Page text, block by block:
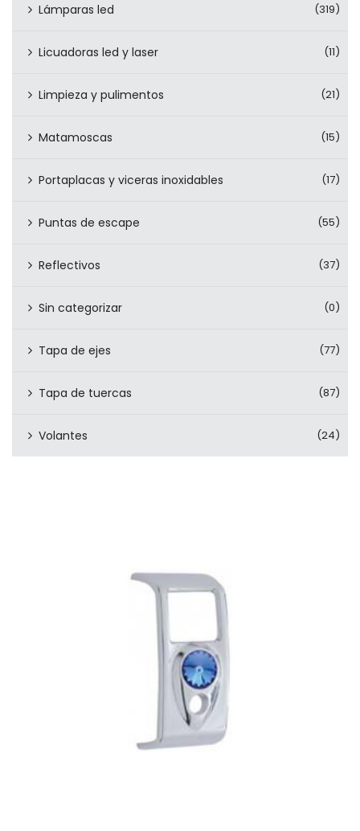
Lámparas led (319)
Licuadoras led y laser (11)
Limpieza y pulimentos (21)
Matamoscas (15)
Portaplacas y viceras inoxidables (17)
Puntas de escape (55)
Reflectivos (37)
Sin categorizar (0)
Tapa de ejes (77)
Tapa de tuercas (87)
Volantes (24)